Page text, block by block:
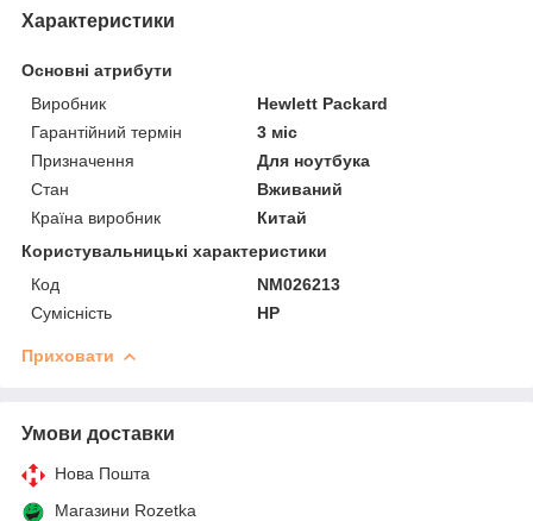
Характеристики
Основні атрибути
Виробник
Hewlett Packard
Гарантійний термін
3 міс
Призначення
Для ноутбука
Стан
Вживаний
Країна виробник
Китай
Користувальницькі характеристики
Код
NM026213
Сумісність
HP
Приховати
Умови доставки
Нова Пошта
Магазини Rozetka